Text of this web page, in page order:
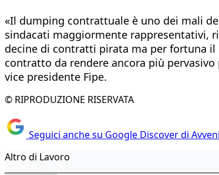
«Il dumping contrattuale è uno dei mali
sindacati maggiormente rappresentativi,
decine di contratti pirata ma per fortuna
contratto da rendere ancora più
vice presidente Fipe.
© RIPRODUZIONE RISERVATA
Seguici anche su Google Discover di
Altro di Lavoro